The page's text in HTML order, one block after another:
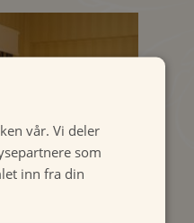
vår. Vi deler
som
inn fra din